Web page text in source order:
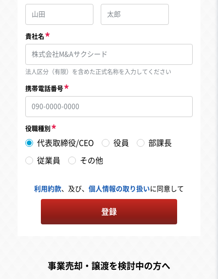
貴社名
法人区分（有限）を含めた正式名称を入力してください
携帯電話番号
役職種別
代表取締役/CEO 役員 部課長
従業員 その他
利用約款、及び、 個人情報の取り扱いに同意して
登録
事業売却・譲渡を検討中の方へ